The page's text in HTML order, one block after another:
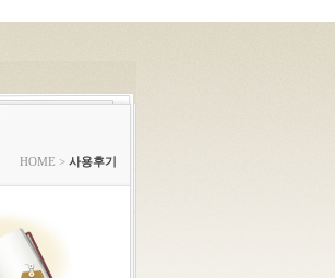
HOME > 사용후기